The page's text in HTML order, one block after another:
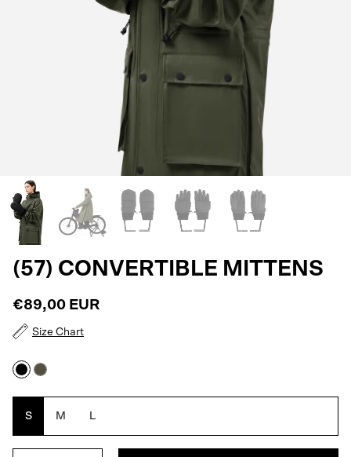
(57) CONVERTIBLE MITTENS
€89,00 EUR
Size Chart
BlackArmy
S M L